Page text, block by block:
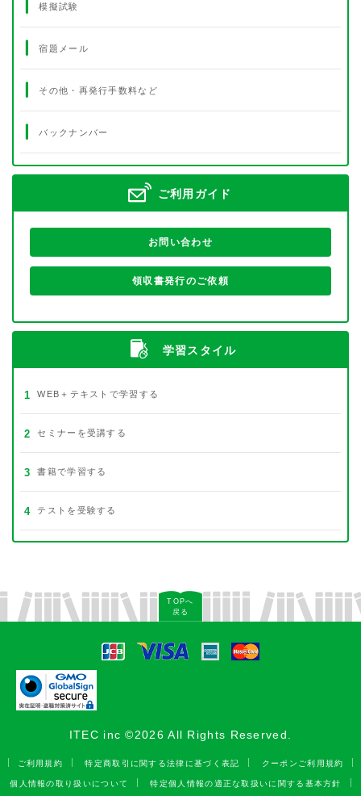
模擬試験
宿題メール
その他・再発行手数料など
バックナンバー
ご利用ガイド
お問い合わせ
領収書発行のご依頼
学習スタイル
1 WEB＋テキストで学習する
2 セミナーを受講する
3 書籍で学習する
4 テストを受験する
TOPへ
戻る
ITEC inc ©2026 All Rights Reserved.
ご利用規約 特定商取引に関する法律に基づく表記 クーポンご利用規約
個人情報の取り扱いについて 特定個人情報の適正な取扱いに関する基本方針